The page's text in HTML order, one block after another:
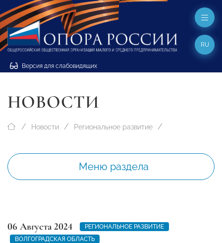
Версия для слабовидящих
RU
НОВОСТИ
Новости Региональное развитие
Меню раздела
06 Августа 2024
РЕГИОНАЛЬНОЕ РАЗВИТИЕ
ВОЛГОГРАДСКАЯ ОБЛАСТЬ